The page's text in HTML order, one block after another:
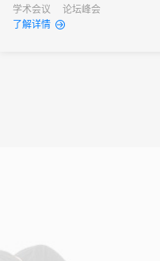
仿真前沿技术论坛在北京圆满举办。
学术会议
论坛峰会
了解详情